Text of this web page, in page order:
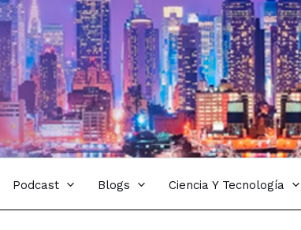
Podcast Blogs Ciencia Y Tecnología